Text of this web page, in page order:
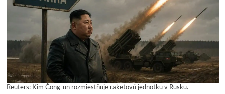
Reuters: Kim Čong-un rozmiestňuje raketovú jednotku v Rusku.